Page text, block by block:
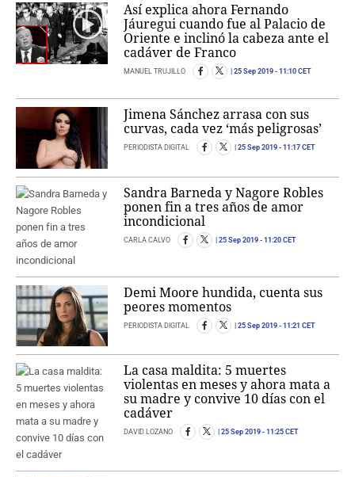
Así explica ahora Fernando
Jáuregui cuando fue al Palacio de
Oriente e inclinó la cabeza ante el
cadáver de Franco
MANUEL TRUJILLO 25 Sep 2019 - 11:10 CET
Jimena Sánchez arrasa con sus
curvas, cada vez ‘más peligrosas’
PERIODISTA DIGITAL 25 Sep 2019 - 11:17 CET
Sandra Barneda y Nagore Robles
ponen fin a tres años de amor
incondicional
CARLA CALVO 25 Sep 2019 - 11:20 CET
Demi Moore hundida, cuenta sus
peores momentos
PERIODISTA DIGITAL 25 Sep 2019 - 11:21 CET
La casa maldita: 5 muertes
violentas en meses y ahora mata a
su madre y convive 10 días con el
cadáver
DAVID LOZANO 25 Sep 2019 - 11:25 CET